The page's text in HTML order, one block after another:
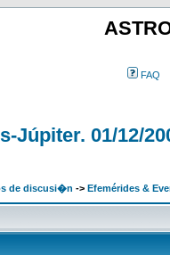
FAQ
Júpiter. 01/12/
de discusi�n -> Efemérides &